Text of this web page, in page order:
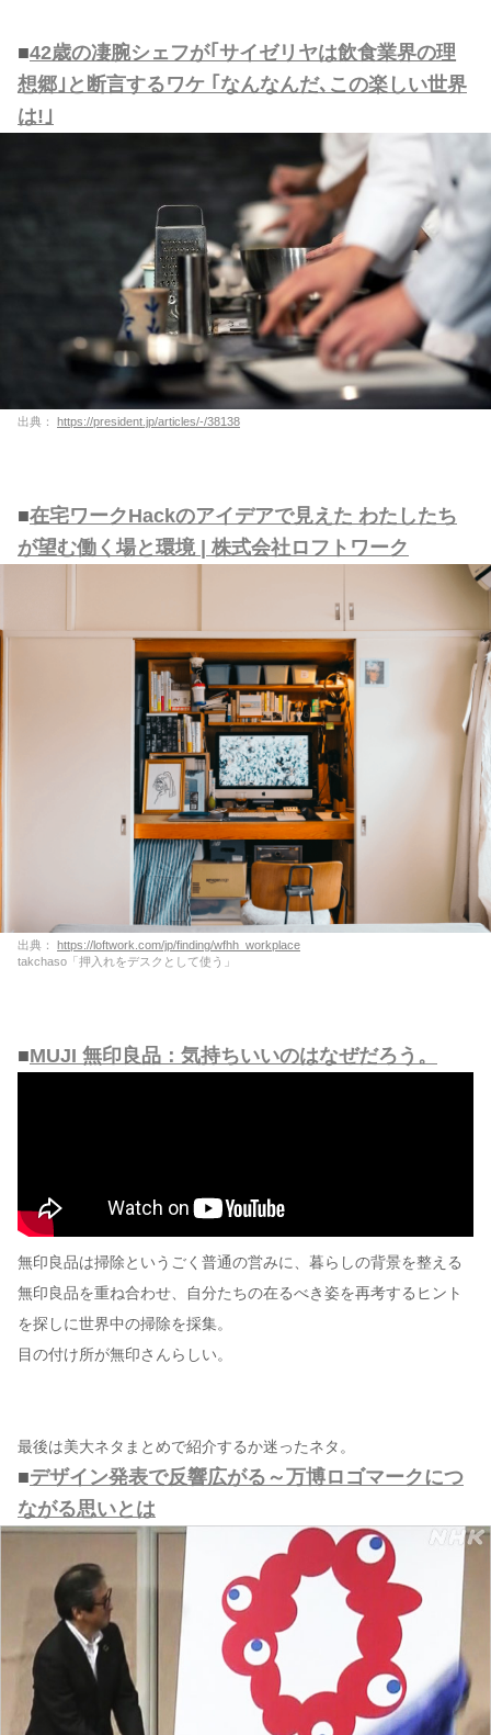
■42歳の凄腕シェフが｢サイゼリヤは飲食業界の理
想郷｣と断言するワケ ｢なんなんだ､この楽しい世界
は!｣
出典： https://president.jp/articles/-/38138
■在宅ワークHackのアイデアで見えた わたしたち
が望む働く場と環境 | 株式会社ロフトワーク
出典：
https://loftwork.com/jp/finding/wfhh_workplace
takchaso「押入れをデスクとして使う」
■MUJI 無印良品：気持ちいいのはなぜだろう。
無印良品は掃除というごく普通の営みに、暮らしの背景を整える
無印良品を重ね合わせ、自分たちの在るべき姿を再考するヒント
を探しに世界中の掃除を採集。
目の付け所が無印さんらしい。
最後は美大ネタまとめで紹介するか迷ったネタ。
■デザイン発表で反響広がる～万博ロゴマークにつ
ながる思いとは